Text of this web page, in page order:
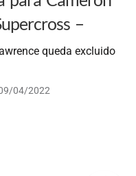
–
queda excluido
04/2022